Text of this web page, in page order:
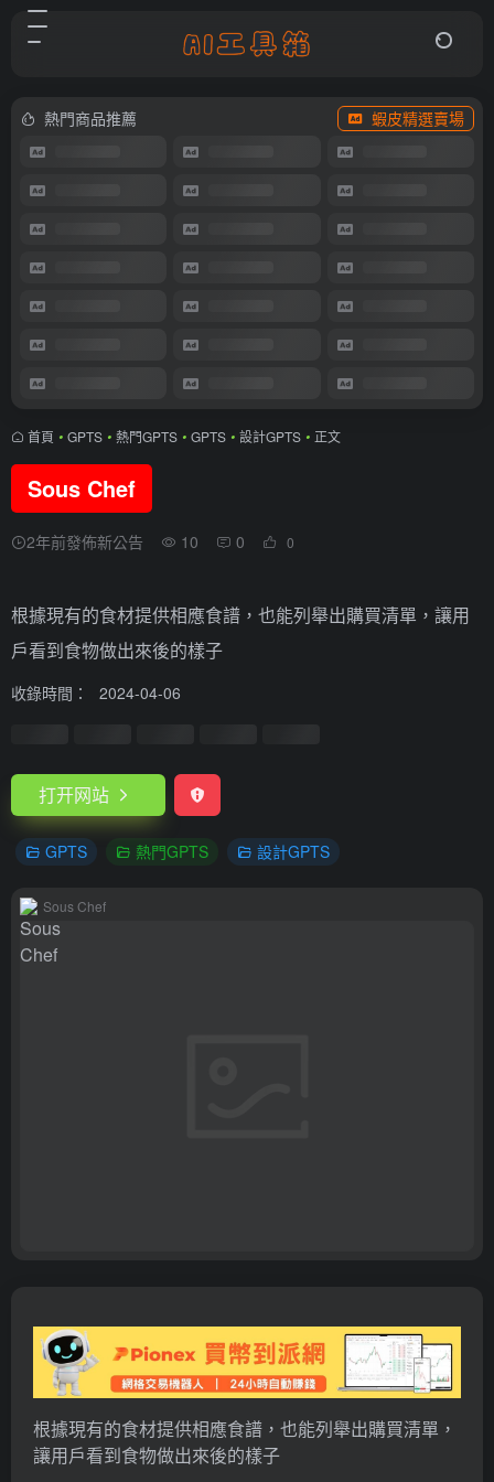
熱門商品推薦 蝦皮精選賣場
首頁 • GPTS • 熱門GPTS • GPTS • 設計GPTS • 正文
Sous Chef
2年前發佈新公告 10 0 0
根據現有的食材提供相應食譜，也能列舉出購買清單，讓用
戶看到食物做出來後的樣子
收錄時間： 2024-04-06
打开网站
GPTS 熱門GPTS 設計GPTS
Sous Chef
根據現有的食材提供相應食譜，也能列舉出購買清單，
讓用戶看到食物做出來後的樣子